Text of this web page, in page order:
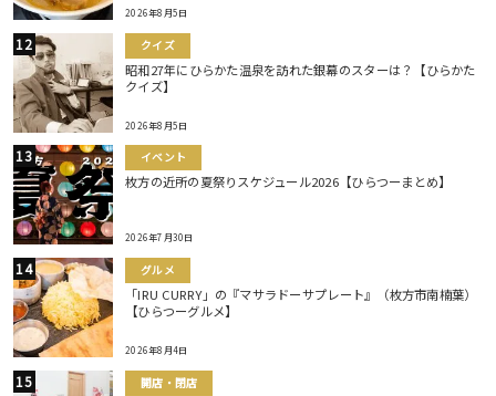
2026年8月5日
クイズ
昭和27年にひらかた温泉を訪れた銀幕のスターは？【ひらかた
クイズ】
2026年8月5日
イベント
枚方の近所の夏祭りスケジュール2026【ひらつーまとめ】
2026年7月30日
グルメ
「IRU CURRY」の『マサラドーサプレート』（枚方市南楠葉）
【ひらつーグルメ】
2026年8月4日
開店・閉店